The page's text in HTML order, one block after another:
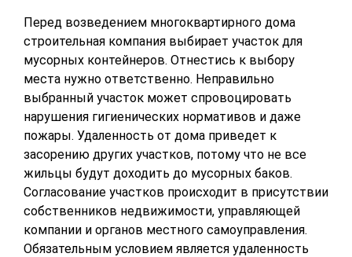
Перед возведением многоквартирного дома
строительная компания выбирает участок для
мусорных контейнеров. Отнестись к выбору
места нужно ответственно. Неправильно
выбранный участок может спровоцировать
нарушения гигиенических нормативов и даже
пожары. Удаленность от дома приведет к
засорению других участков, потому что не все
жильцы будут доходить до мусорных баков.
Согласование участков происходит в присутствии
собственников недвижимости, управляющей
компании и органов местного самоуправления.
Обязательным условием является удаленность